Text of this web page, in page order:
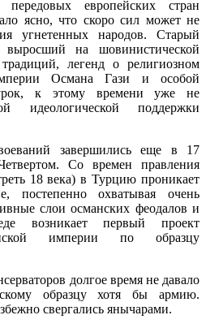
европейских стран
ясно, что скоро сил может не
угнетенных народов. Старый
выросший на шовинистической
легенд о религиозном
Османа Гази и особой
к этому времени уже не
идеологической поддержки
завершились еще в 17
Со времен правления
18 века) в Турцию проникает
постепенно охватывая очень
слои османских феодалов и
возникает первый проект
империи по образцу
долгое время не давало
образцу хотя бы армию.
свергались янычарами.